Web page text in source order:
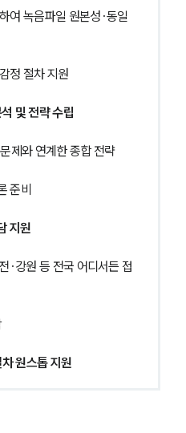
여 녹음파일 원본성·동일
정 절차 지원
및 전략 수립
제와 연계한 종합 전략
준비
지원
·강원 등 전국 어디서든 접
원스톱 지원